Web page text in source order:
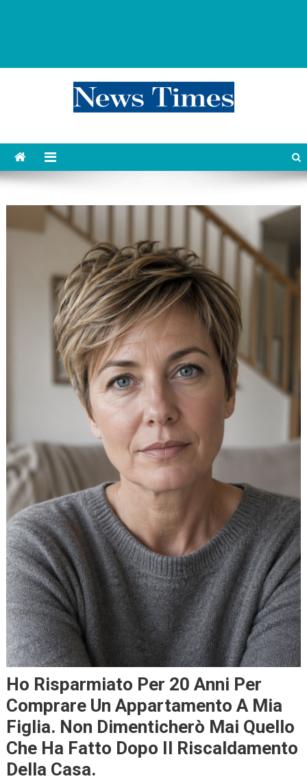
Ho Risparmiato Per 20 Anni Per
Comprare Un Appartamento A Mia
Figlia. Non Dimenticherò Mai Quello
Che Ha Fatto Dopo Il Riscaldamento
Della Casa.